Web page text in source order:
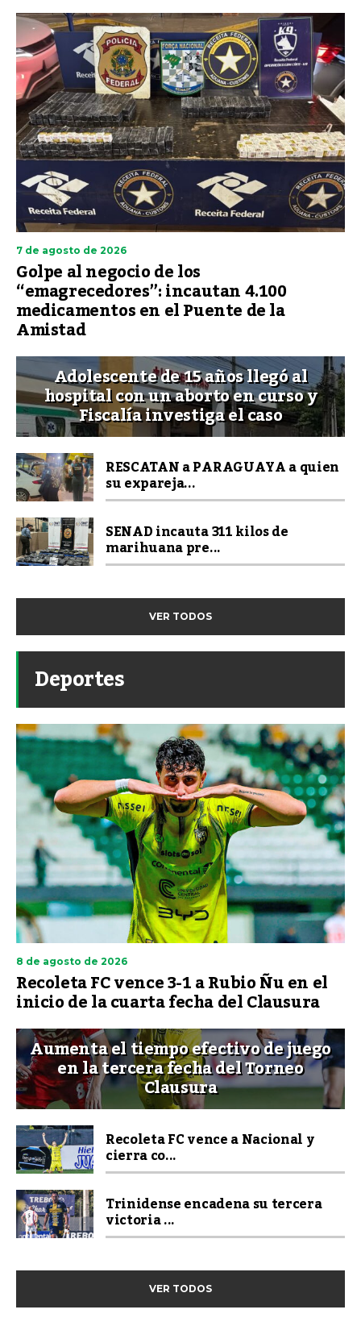
7 de agosto de 2026
Golpe al negocio de los
“emagrecedores”: incautan 4.100
medicamentos en el Puente de la
Amistad
Adolescente de 15 años llegó al
hospital con un aborto en curso y
Fiscalía investiga el caso
RESCATAN a PARAGUAYA a quien
su expareja...
SENAD incauta 311 kilos de
marihuana pre...
VER TODOS
Deportes
8 de agosto de 2026
Recoleta FC vence 3-1 a Rubio Ñu en el
inicio de la cuarta fecha del Clausura
Aumenta el tiempo efectivo de juego
en la tercera fecha del Torneo
Clausura
Recoleta FC vence a Nacional y
cierra co...
Trinidense encadena su tercera
victoria ...
VER TODOS